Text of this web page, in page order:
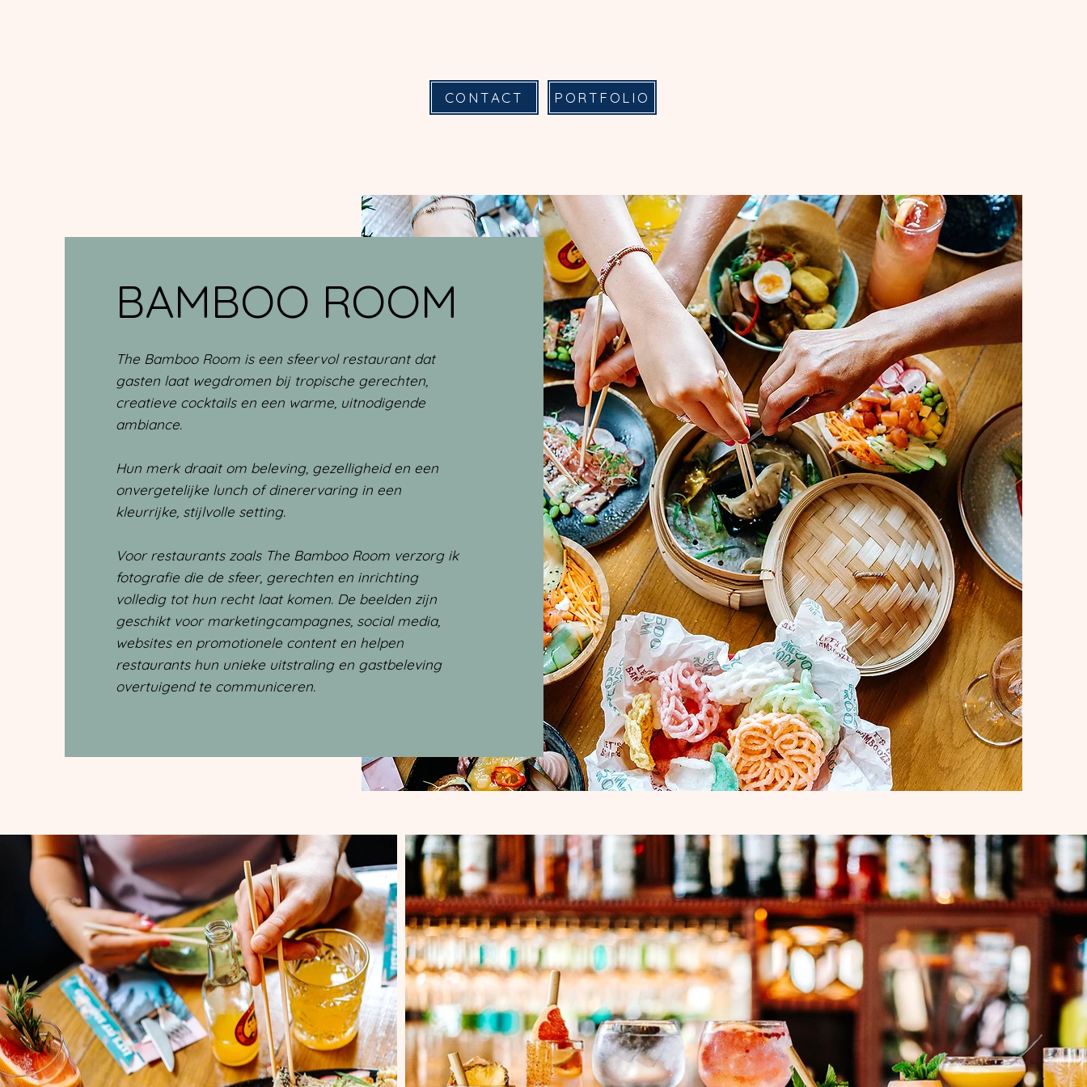
CONTACT PORTFOLIO
BAMBOO ROOM
The Bamboo Room is een sfeervol restaurant dat
gasten laat wegdromen bij tropische gerechten,
creatieve cocktails en een warme, uitnodigende
ambiance.
Hun merk draait om beleving, gezelligheid en een
onvergetelijke lunch of dinerervaring in een
kleurrijke, stijlvolle setting.
Voor restaurants zoals The Bamboo Room verzorg ik
fotografie die de sfeer, gerechten en inrichting
volledig tot hun recht laat komen. De beelden zijn
geschikt voor marketingcampagnes, social media,
websites en promotionele content en helpen
restaurants hun unieke uitstraling en gastbeleving
overtuigend te communiceren.